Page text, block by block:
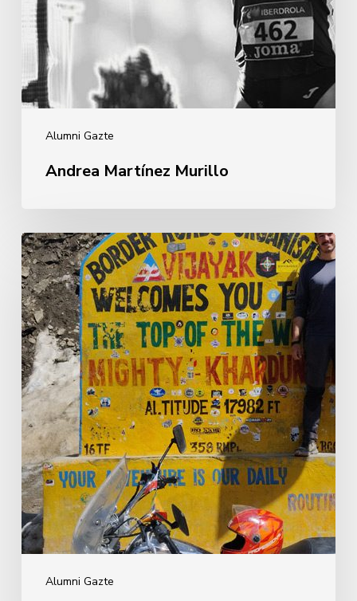
Alumni Gazte
Andrea Martínez Murillo
Alumni Gazte
Iñigo
Marcos
Enciso